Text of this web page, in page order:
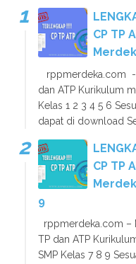
CP TP
rppmerdeka.com
dan ATP Kurikulum
Kelas 1 2 3 4 5 6
dapat di download
CP TP
9
rppmerdeka.com
TP dan ATP
SMP Kelas 7 8 9